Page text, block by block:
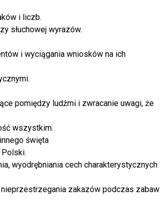
i liczb.
słuchowej wyrazów.
i wyciągania wniosków na ich
pomiędzy ludźmi i zwracanie uwagi, że
wszystkim.
święta
wyodrębniania cech charakterystycznych
zakazów podczas zabaw